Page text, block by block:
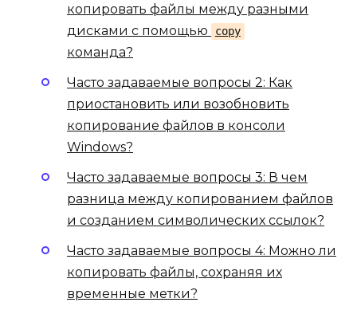
копировать файлы между разными
дисками с помощью
copy
команда?
Часто задаваемые вопросы 2: Как
приостановить или возобновить
копирование файлов в консоли
Windows?
Часто задаваемые вопросы 3: В чем
разница между копированием файлов
и созданием символических ссылок?
Часто задаваемые вопросы 4: Можно ли
копировать файлы, сохраняя их
временные метки?